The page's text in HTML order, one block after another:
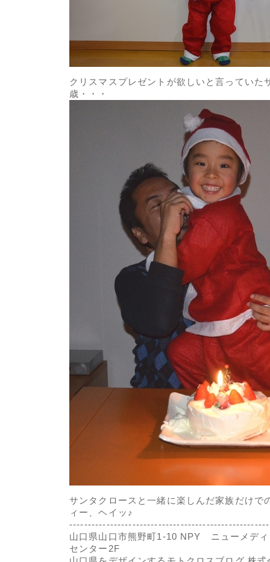
クリスマスプレゼントが欲しいと言っていた
歳・・・
サンタクロースと一緒に楽しんだ家族だけで
ィー、ヘイッ♪
山口県山口市熊野町1-10 NPY ニューメデ
センター2F